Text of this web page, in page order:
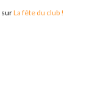
surLa fête du club !